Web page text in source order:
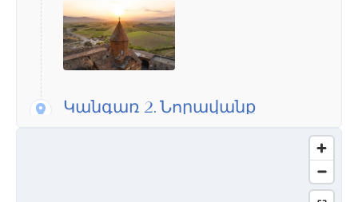
Կանգառ 2. Նորավանք
Հիմնադրված լինելով 9-րդ դարում՝ այս